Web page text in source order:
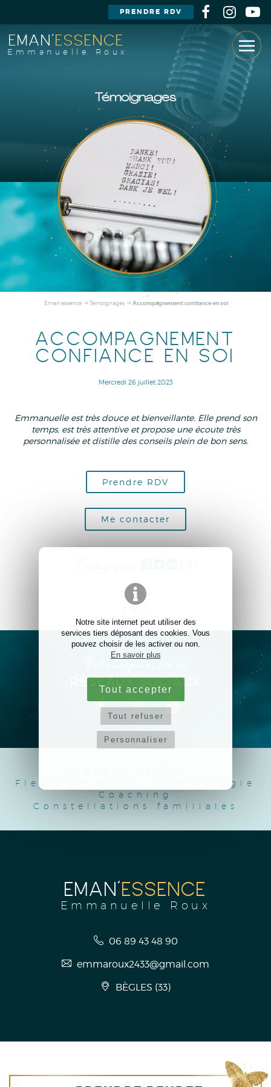
Notre site internet peut utiliser des
services tiers déposant des cookies. Vous
pouvez choisir de les activer ou non.
En savoir plus
Tout accepter
Tout refuser
Personnaliser
Témoignages
EMAN'ESSENCE
Emmanuelle Roux
PRENDRE RDV
Eman'essence Témoignages Accompagnement confiance en soi
ACCOMPAGNEMENT
CONFIANCE EN SOI
Mercredi 26 juillet 2023
Emmanuelle est très douce et bienveillante. Elle prend son
temps, est très attentive et propose une écoute très
personnalisée et distille des conseils plein de bon sens.
Prendre RDV
Me contacter
RÉSEAUX SOCIAUX
Fleurs de Bach
Numérologie
Coaching
Constellations familiales
EMAN'ESSENCE
Emmanuelle Roux
06 89 43 48 90
emmaroux2433@gmail.com
BÈGLES (33)